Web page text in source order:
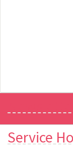
Service